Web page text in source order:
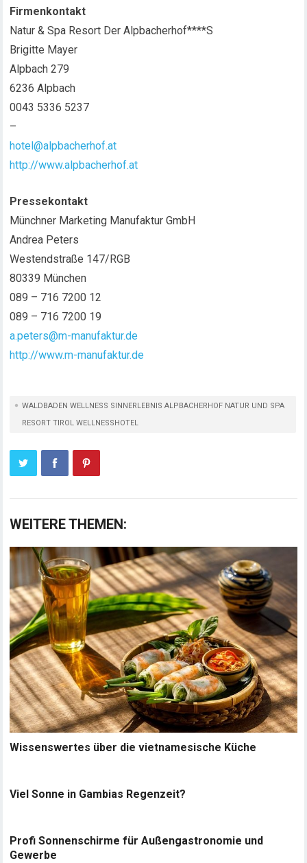
Firmenkontakt
Natur & Spa Resort Der Alpbacherhof****S
Brigitte Mayer
Alpbach 279
6236 Alpbach
0043 5336 5237
–
hotel@alpbacherhof.at
http://www.alpbacherhof.at
Pressekontakt
Münchner Marketing Manufaktur GmbH
Andrea Peters
Westendstraße 147/RGB
80339 München
089 – 716 7200 12
089 – 716 7200 19
a.peters@m-manufaktur.de
http://www.m-manufaktur.de
WALDBADEN WELLNESS SINNERLEBNIS ALPBACHERHOF NATUR UND SPA
RESORT TIROL WELLNESSHOTEL
WEITERE THEMEN:
Wissenswertes über die vietnamesische Küche
Viel Sonne in Gambias Regenzeit?
Profi Sonnenschirme für Außengastronomie und
Gewerbe